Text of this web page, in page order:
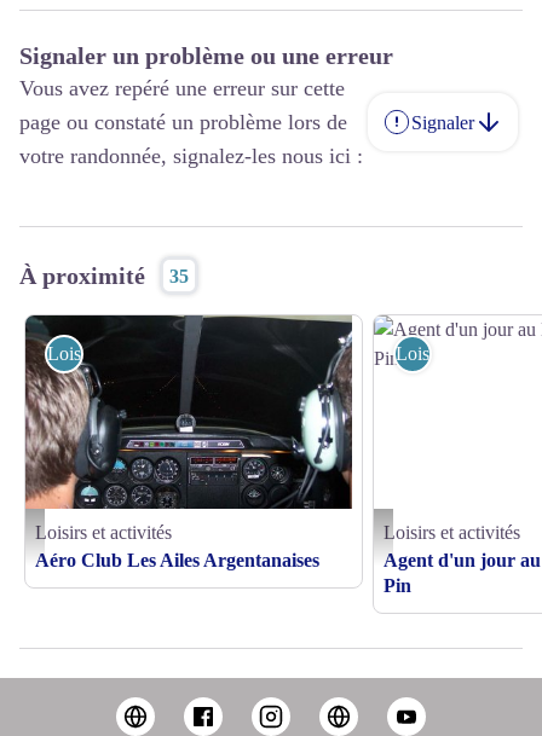
Signaler un problème ou une erreur
Vous avez repéré une erreur sur cette
page ou constaté un problème lors de
votre randonnée, signalez-les nous ici :
Signaler
À proximité 35
Les Ailes Argentanaises - ©Les Ailes Argentanaises
Loisirs et activités
Loisirs et activités
Aéro Club Les Ailes Argentanaises
Agent d'un jour au Haras
Loisirs et activités
Loisirs et activités
Agent d'un jour
Pin